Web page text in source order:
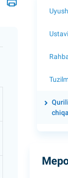
Ustavi